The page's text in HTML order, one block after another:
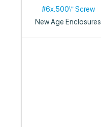
#6x.500\" Screw
New Age Enclosures